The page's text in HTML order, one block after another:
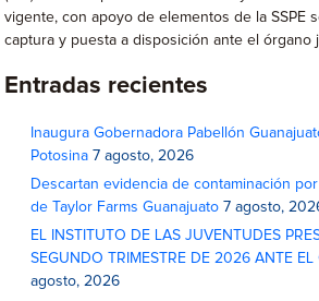
vigente, con apoyo de elementos de la SSPE
captura y puesta a disposición ante el órgano
Entradas recientes
Inaugura Gobernadora Pabellón
Potosina 7 agosto, 2026
Descartan evidencia de contaminación
de Taylor Farms Guanajuato 7 agosto,
EL INSTITUTO DE LAS JUVENTUDES
SEGUNDO TRIMESTRE DE 2026 ANTE EL
agosto, 2026